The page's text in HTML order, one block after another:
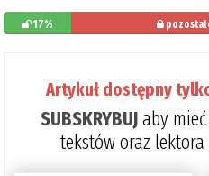
17%
Artykuł dostępny
SUBSKRYBUJaby
tekstów oraz